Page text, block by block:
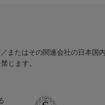
またはその関連会社の日本国
じます。